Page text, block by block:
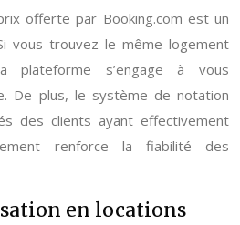
offerte par Booking.com est un
vous trouvez le même logement
plateforme s’engage à vous
De plus, le système de notation
des clients ayant effectivement
renforce la fiabilité des
en locations